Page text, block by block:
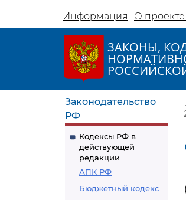
Информация О
ЗАКОНЫ,
Законодательство
РФ
Кодексы РФ в
действующей
редакции
АПК РФ
Бюджетный кодекс